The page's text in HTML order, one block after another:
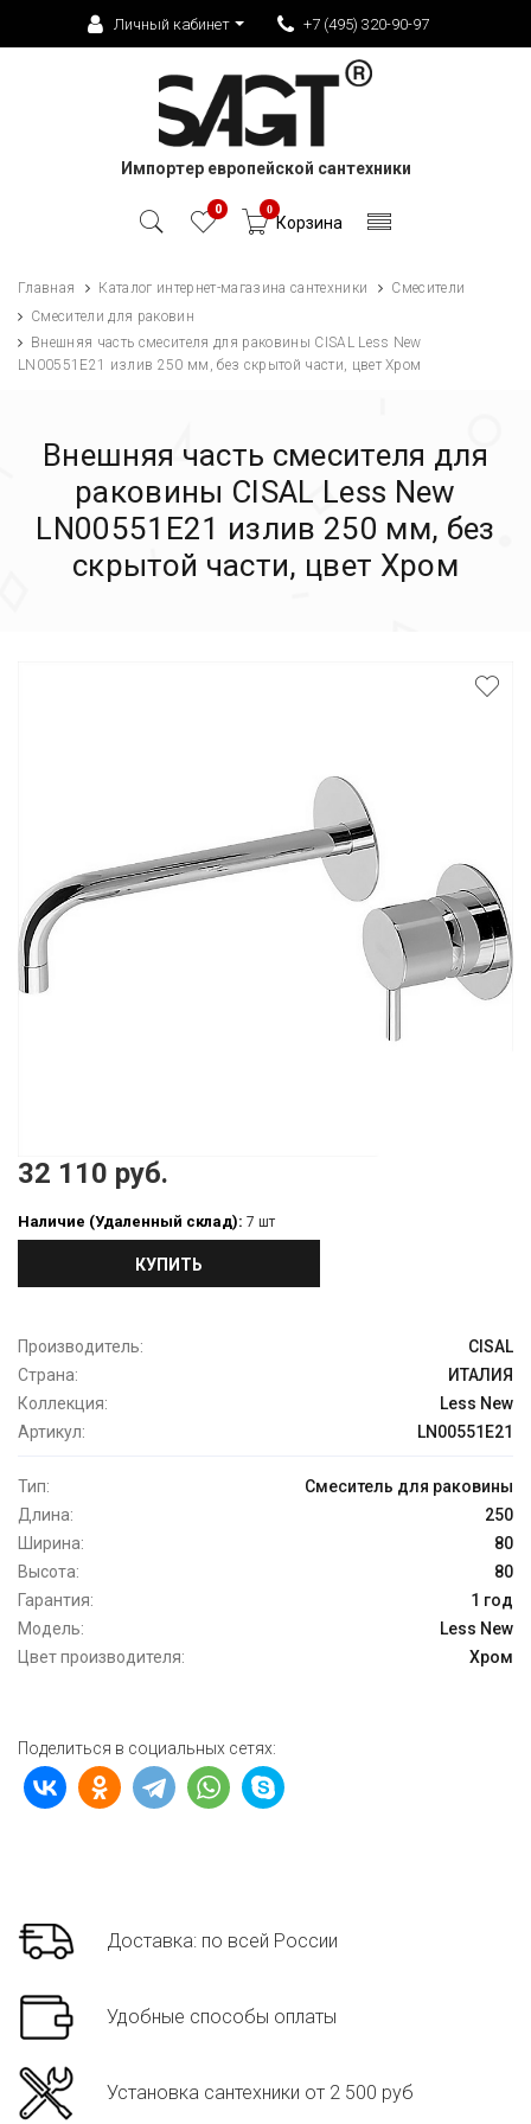
Личный кабинет +7 (495) 320-90-97
Импортер европейской сантехники
0 0
Корзина
Главная Каталог интернет-магазина сантехники
Смесители
Смесители для раковин
Внешняя часть смесителя для раковины CISAL Less New
LN00551E21 излив 250 мм, без скрытой части, цвет Хром
Внешняя часть смесителя для
раковины CISAL Less New
LN00551E21 излив 250 мм, без
скрытой части, цвет Хром
32 110 руб.
Наличие (Удаленный склад): 7 шт
КУПИТЬ
Производитель:
CISAL
Страна:
ИТАЛИЯ
Коллекция:
Less New
Артикул:
LN00551E21
Тип:
Смеситель для раковины
Длина:
250
Ширина:
80
Высота:
80
Гарантия:
1 год
Модель:
Less New
Цвет производителя:
Хром
Поделиться в социальных сетях:
Доставка: по всей России
Удобные способы оплаты
Установка сантехники от 2 500 руб